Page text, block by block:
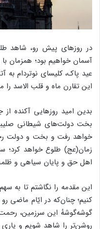
در روزهای پیش رو، شاهد
آسمان خواهیم بود؛ همزمان
عید پاک، کلیسای نوتردام
این تقارن ماه و قلب الاسد
بدین امید روزهایی آکنده
بخت دولت‌های شیطانی
خواهد رفت و بخت و دولت
زمان(عج) طلوع خواهد کرد؛
اهل حق و پایان سیاهی و
این مقدمه را نگاشتم تا به
کنیم؛ چنان‌که در ایّام ماضی رو
گوشه‌گوشهٔ این سرزمین،
روشن‌تر را شاهد شویم و